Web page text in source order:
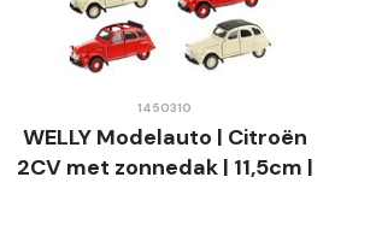
1450310
WELLY Modelauto | Citroën
2CV met zonnedak | 11,5cm |